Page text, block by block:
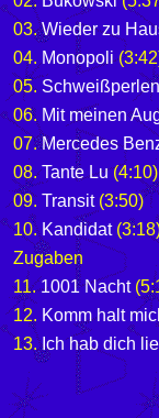
03.Wieder zu
04. Monopoli
05. Schweißperlen
06. Mit meinen
07.Mercedes
08.Tante Lu(4:10)
09. Transit(3:50)
10.Kandidat
Zugaben
11.1001 Nacht
12. Komm halt
13.Ich hab dich